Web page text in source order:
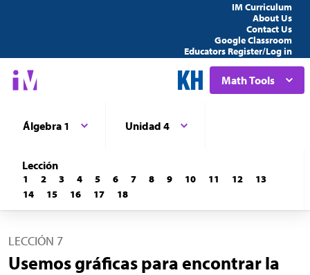
IM Curriculum
About Us
Contact Us
Google Classroom
Educators Register/Log in
Math Tools
Álgebra 1 Unidad 4
Lección
1 2 3 4 5 6 7 8 9 10 11 12
13
14
15 16 17 18
LECCIÓN 7
Usemos gráficas para encontrar la